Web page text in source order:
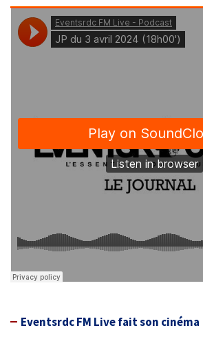
Eventsrdc FM Live fait son cinéma